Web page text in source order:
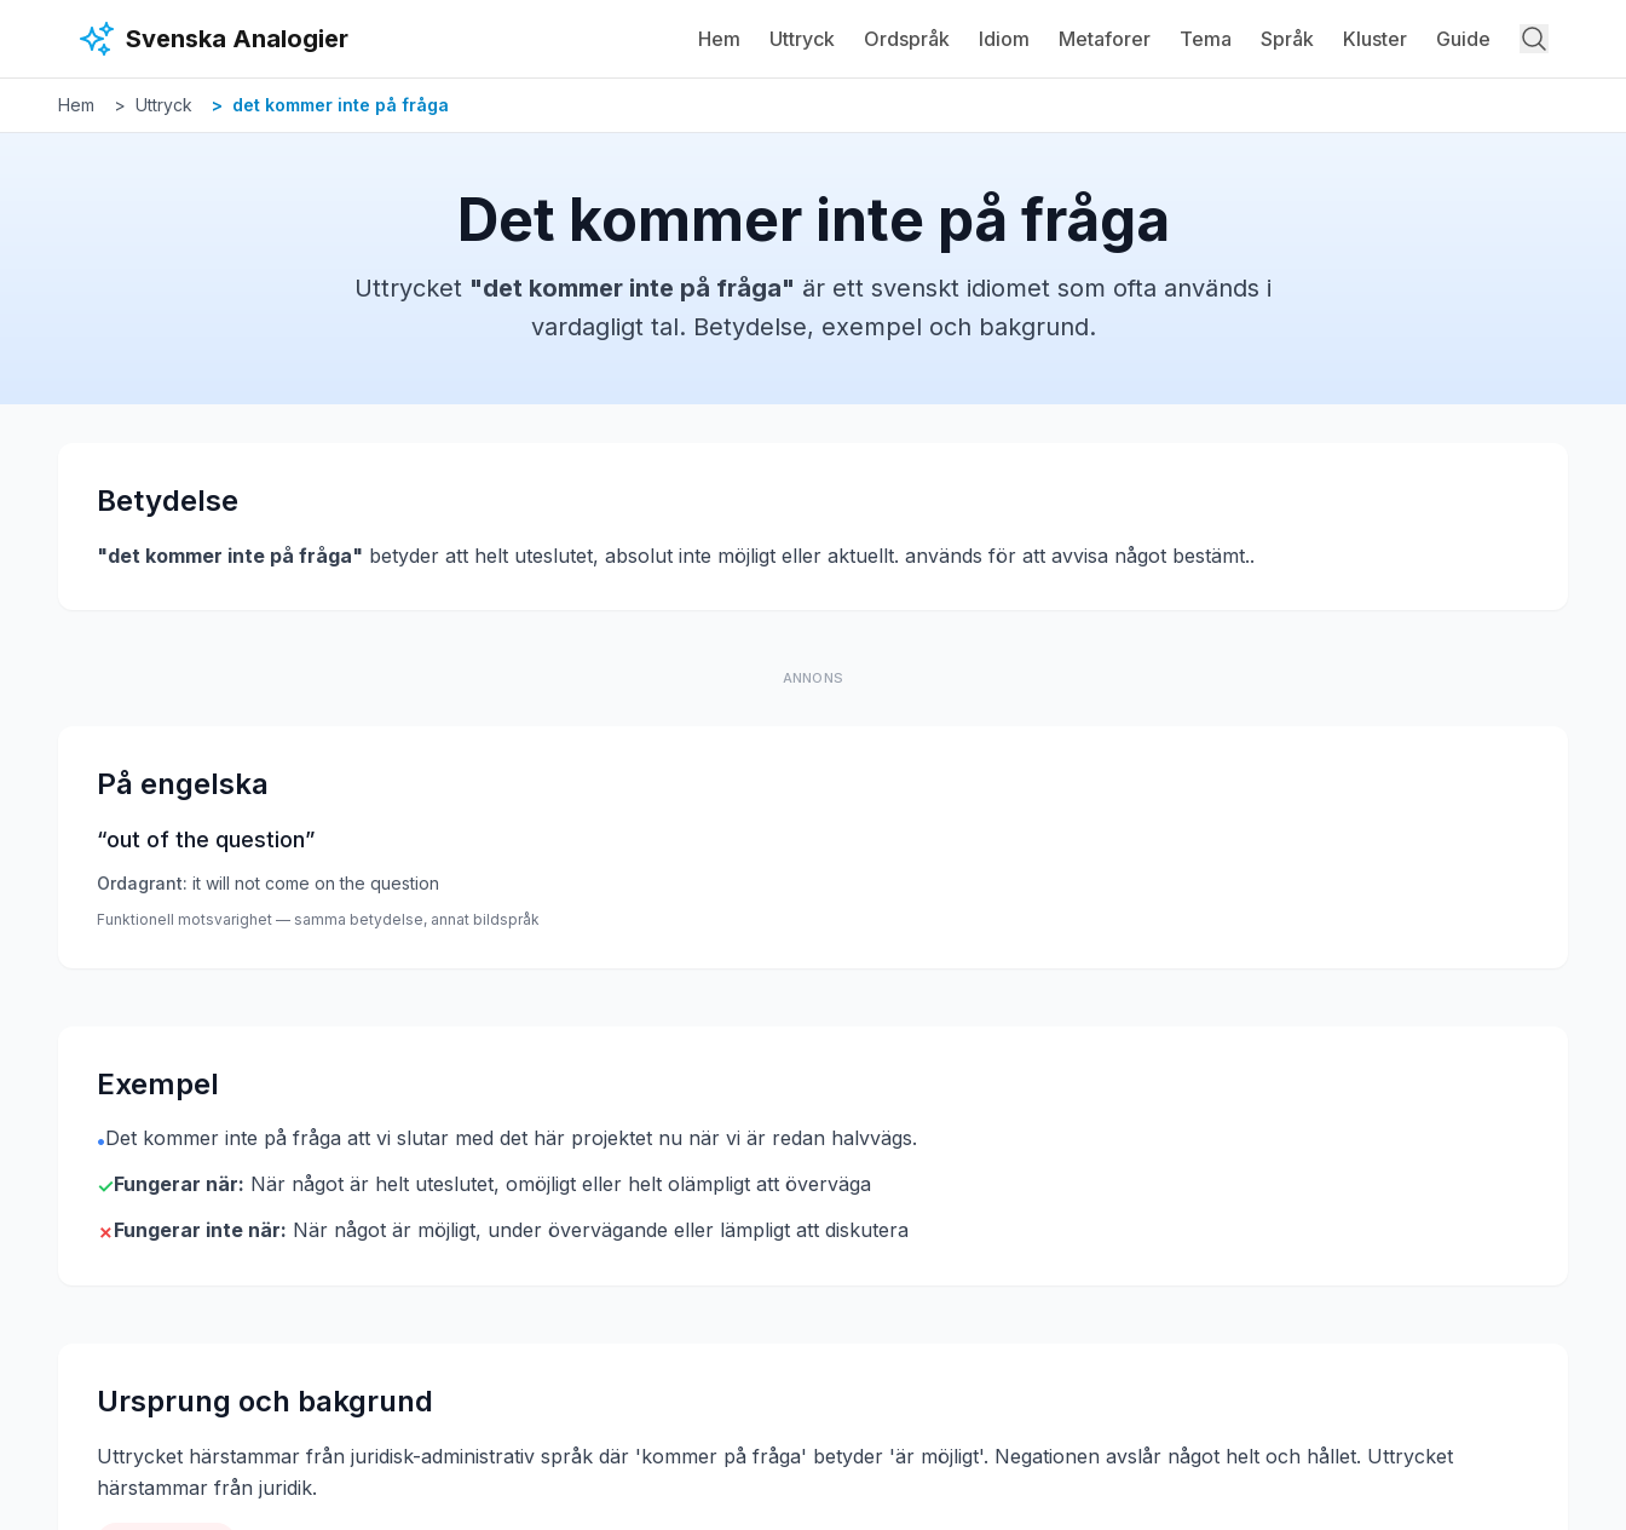
Svenska Analogier Hem Uttryck Ordspråk Idiom Metaforer Tema Språk Kluster Guide
Hem Uttryck det kommer inte på fråga
Det kommer inte på fråga
Uttrycket "det kommer inte på fråga" är ett svenskt idiomet som ofta används i
vardagligt tal. Betydelse, exempel och bakgrund.
Betydelse
"det kommer inte på fråga" betyder att helt uteslutet, absolut inte möjligt eller aktuellt. används för att avvisa något bestämt..
ANNONS
På engelska
“out of the question”
Ordagrant: it will not come on the question
Funktionell motsvarighet — samma betydelse, annat bildspråk
Exempel
•Det kommer inte på fråga att vi slutar med det här projektet nu när vi är redan halvvägs.
✓Fungerar när: När något är helt uteslutet, omöjligt eller helt olämpligt att överväga
✗Fungerar inte när: När något är möjligt, under övervägande eller lämpligt att diskutera
Ursprung och bakgrund
Uttrycket härstammar från juridisk-administrativ språk där 'kommer på fråga' betyder 'är möjligt'. Negationen avslår något helt och hållet. Uttrycket
härstammar från juridik.